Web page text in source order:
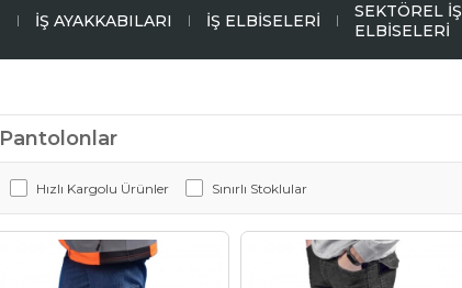
İŞ AYAKKABILARI İŞ ELBİSELERİ
SEKTÖREL İŞ
ELBİSELERİ
Pantolonlar
Hızlı Kargolu Ürünler Sınırlı Stoklular